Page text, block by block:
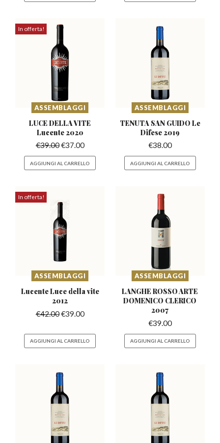
In offerta!
ASSEMBLAGGI
LUCE DELLA VITE
Lucente 2020
€39.00€37.00
AGGIUNGI AL CARRELLO
ASSEMBLAGGI
TENUTA SAN GUIDO Le
Difese 2019
€38.00
AGGIUNGI AL CARRELLO
In offerta!
ASSEMBLAGGI
Lucente Luce della vite
2012
€42.00€39.00
AGGIUNGI AL CARRELLO
ASSEMBLAGGI
LANGHE ROSSO ARTE
DOMENICO CLERICO
2007
€39.00
AGGIUNGI AL CARRELLO